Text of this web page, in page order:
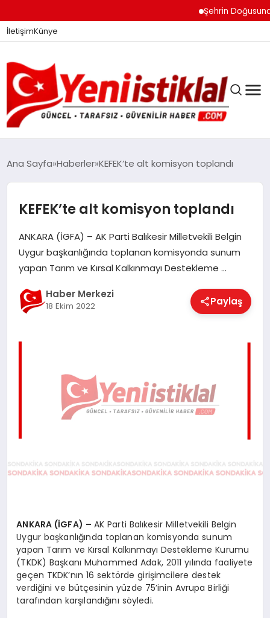
Şehrin
İletişimKünye
DÜNYA
Ana Sayfa Haberler KEFEK’te alt komisyon toplandı
KEFEK’te alt komisyon toplandı
ANKARA (İGFA) – AK Parti Balıkesir Milletvekili Belgin
Uygur başkanlığında toplanan komisyonda sunum
yapan Tarım ve Kırsal Kalkınmayı Destekleme …
Haber Merkezi
18 Ekim 2022 Paylaş
ANKARA (İGFA) – AK Parti Balıkesir Milletvekili Belgin
Uygur başkanlığında toplanan komisyonda sunum
yapan Tarım ve Kırsal Kalkınmayı Destekleme Kurumu
(TKDK) Başkanı Muhammed Adak, 2011 yılında faaliyete
geçen TKDK’nın 16 sektörde girişimcilere destek
verdiğini ve bütçesinin yüzde 75’inin Avrupa Birliği
tarafından karşılandığını söyledi.